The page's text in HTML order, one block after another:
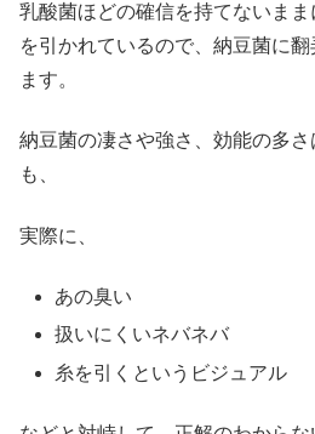
乳酸菌ほどの確信を持てないま
を引かれているので、納豆菌に
ます。
納豆菌の凄さや強さ、効能の多
も、
実際に、
あの臭い
扱いにくいネバネバ
糸を引くというビジュアル